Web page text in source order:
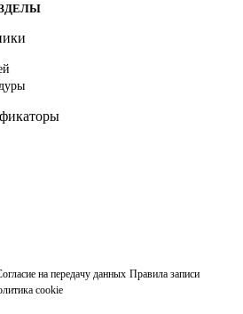
на передачу данных Правила записи
cookie